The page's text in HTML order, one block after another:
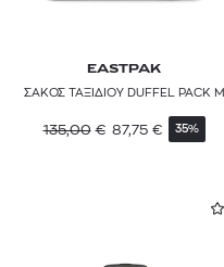
EASTPAK
ΣΑΚΟΣ ΤΑΞΙΔΙΟΥ DUFFEL PACK M
135,00 € 87,75 € 35%